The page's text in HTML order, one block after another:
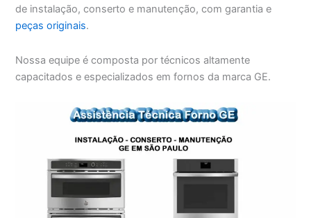
de instalação, conserto e manutenção, com garantia e
peças originais.
Nossa equipe é composta por técnicos altamente
capacitados e especializados em fornos da marca GE.